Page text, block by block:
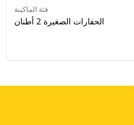
فئة الماكينة
الحفارات الصغيرة 2 أطنان